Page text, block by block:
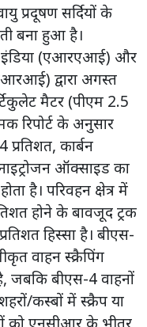
प्रदूषण सर्दियों के
बना हुआ है।
इंडिया (एआरएआई) और
द्वारा अगस्त
मैटर (पीएम 2.5
रिपोर्ट के अनुसार
कार्बन
ऑक्साइड का
है। परिवहन क्षेत्र में
होने के बावजूद ट्रक
हिस्सा है। बीएस-
वाहन स्क्रैपिंग
जबकि बीएस-4 वाहनों
कस्बों में स्क्रैप या
को एनसीआर के भीतर